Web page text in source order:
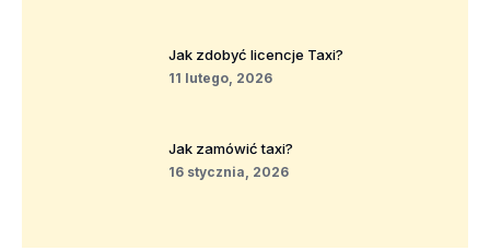
Jak zdobyć licencje Taxi?
11 lutego, 2026
Jak zamówić taxi?
16 stycznia, 2026